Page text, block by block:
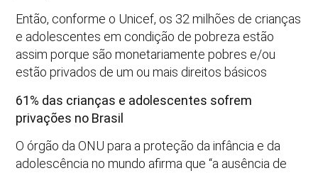
Então, conforme o Unicef, os 32 milhões de crianças
e adolescentes em condição de pobreza estão
assim porque são monetariamente pobres e/ou
estão privados de um ou mais direitos básicos
61% das crianças e adolescentes sofrem
privações no Brasil
O órgão da ONU para a proteção da infância e da
adolescência no mundo afirma que “a ausência de